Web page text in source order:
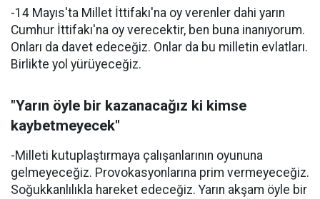
-14 Mayıs'ta Millet İttifakı'na oy verenler dahi yarın
Cumhur İttifakı'na oy verecektir, ben buna inanıyorum.
Onları da davet edeceğiz. Onlar da bu milletin evlatları.
Birlikte yol yürüyeceğiz.
"Yarın öyle bir kazanacağız ki kimse
kaybetmeyecek"
-Milleti kutuplaştırmaya çalışanlarının oyununa
gelmeyeceğiz. Provokasyonlarına prim vermeyeceğiz.
Soğukkanlılıkla hareket edeceğiz. Yarın akşam öyle bir